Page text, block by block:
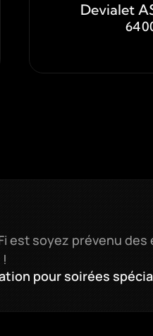
Devialet
64
est soyez prévenu
pour soirées